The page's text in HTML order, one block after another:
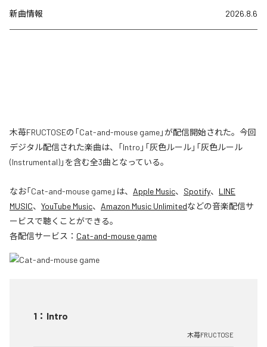
新曲情報 2026.8.6
木苺FRUCTOSEの「Cat-and-mouse game」が配信開始された。今回
デジタル配信された楽曲は、「Intro」「灰色ルール」「灰色ルール
(Instrumental)」を含む全3曲となっている。
なお「Cat-and-mouse game」は、 Apple Music、 Spotify、 LINE
MUSIC、 YouTube Music、 Amazon Music Unlimitedなどの音楽配信サ
ービスで聴くことができる。
各配信サービス： Cat-and-mouse game
1 ： Intro
木苺FRUCTOSE